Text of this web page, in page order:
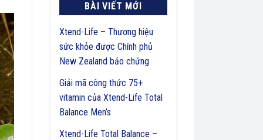
BÀI VIẾT MỚI
Xtend-Life – Thương hiệu
sức khỏe được Chính phủ
New Zealand bảo chứng
Giải mã công thức 75+
vitamin của Xtend-Life Total
Balance Men’s
Xtend-Life Total Balance –